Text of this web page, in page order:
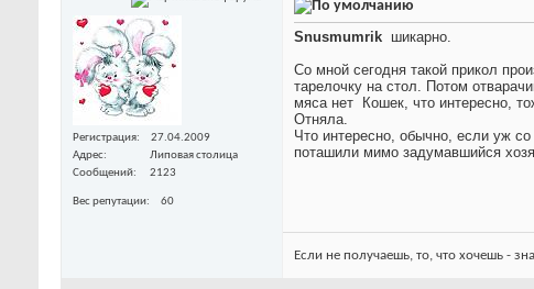
Регистрация
27.04.2009
Адрес
Липовая столица
Сообщений
2123
Вес репутации 60
Snusmumrik шикарно.
Со мной сегодня такой прикол
тарелочку на стол. Потом
мяса нет
Кошек, что интересно,
Отняла.
Что интересно, обычно, если уж
поташили мимо задумавшийся
Если не получаешь, то, что хочешь -